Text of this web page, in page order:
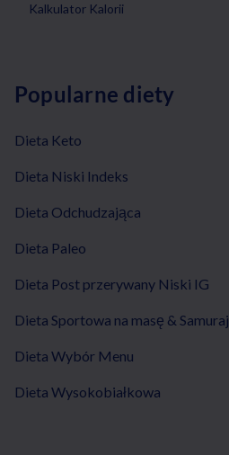
Kalkulator Kalorii
Popularne diety
Dieta Keto
Dieta Niski Indeks
Dieta Odchudzająca
Dieta Paleo
Dieta Post przerywany Niski IG
Dieta Sportowa na masę & Samuraj
Dieta Wybór Menu
Dieta Wysokobiałkowa